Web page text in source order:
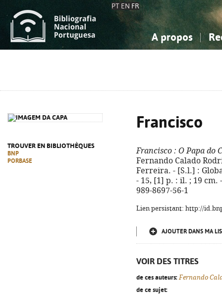
PT EN FR
A propos
TROUVER EN BIBLIOTHÈQUES
BNP
PORBASE
Francisco
Francisco : O Papa do
Fernando Calado
Ferreira. - [S.l.] :
- 15, [1] p. : il. ; 19 cm.
989-8697-56-1
Lien persistant: http://
AJOUTER DANS MA
VOIR DES TITRES
de ces auteurs: Fernando
de ce sujet: